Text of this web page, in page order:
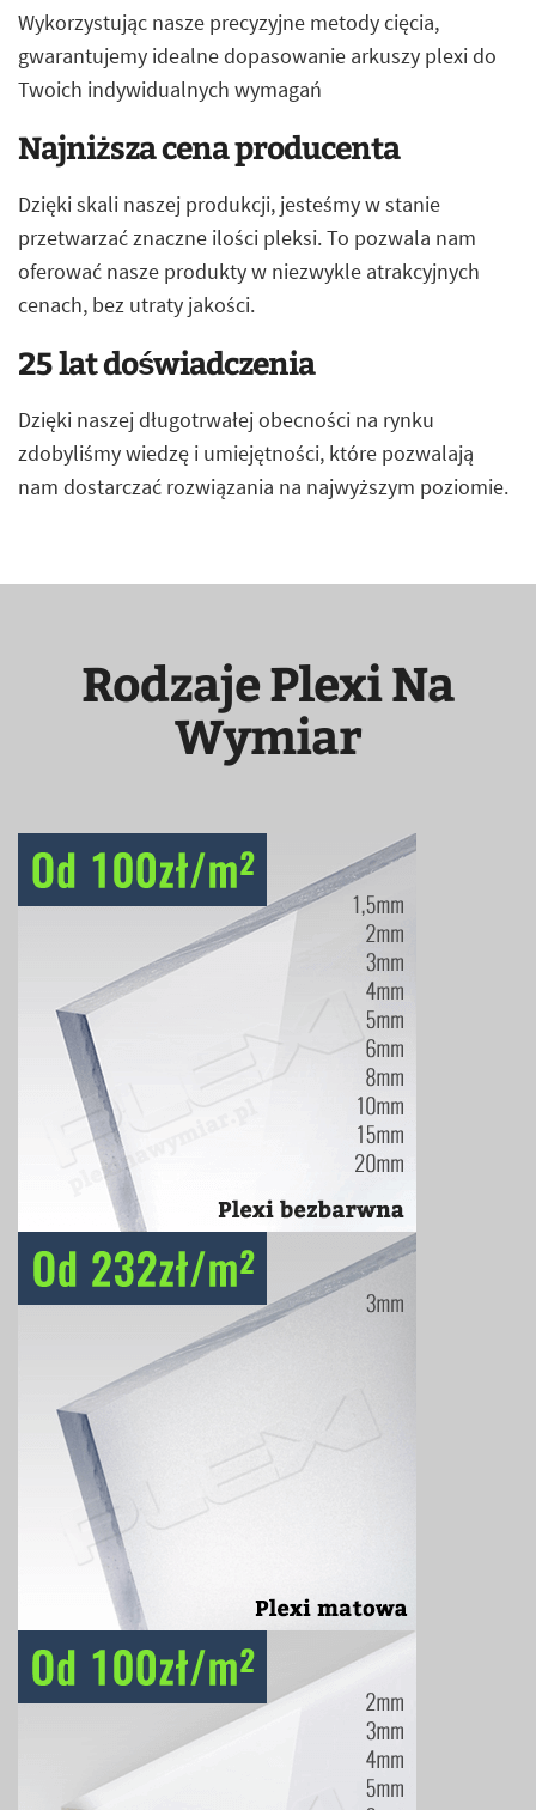
Wykorzystując nasze precyzyjne metody cięcia,
gwarantujemy idealne dopasowanie arkuszy plexi do
Twoich indywidualnych wymagań
Najniższa cena producenta
Dzięki skali naszej produkcji, jesteśmy w stanie
przetwarzać znaczne ilości pleksi. To pozwala nam
oferować nasze produkty w niezwykle atrakcyjnych
cenach, bez utraty jakości.
25 lat doświadczenia
Dzięki naszej długotrwałej obecności na rynku
zdobyliśmy wiedzę i umiejętności, które pozwalają
nam dostarczać rozwiązania na najwyższym poziomie.
Rodzaje Plexi Na
Wymiar